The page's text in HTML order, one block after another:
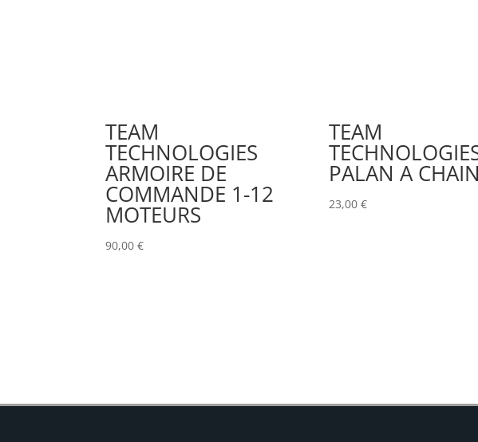
TEAM
TECHNOLOGIES
ARMOIRE DE
COMMANDE 1-12
MOTEURS
90,00 €
TEAM
PALAN A
23,00€